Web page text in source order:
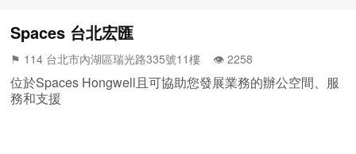
Spaces 台北宏匯
⚑ 114 台北市內湖區瑞光路335號11樓 👁️‍ 2258
位於Spaces Hongwell且可協助您發展業務的辦公空間、服
務和支援